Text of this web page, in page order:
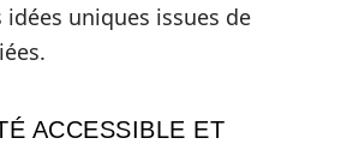
uniques issues de
ACCESSIBLE ET